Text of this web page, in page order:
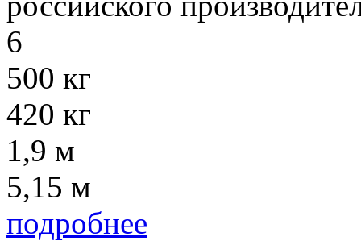
6
500 кг
420 кг
1,9 м
5,15 м
подробнее